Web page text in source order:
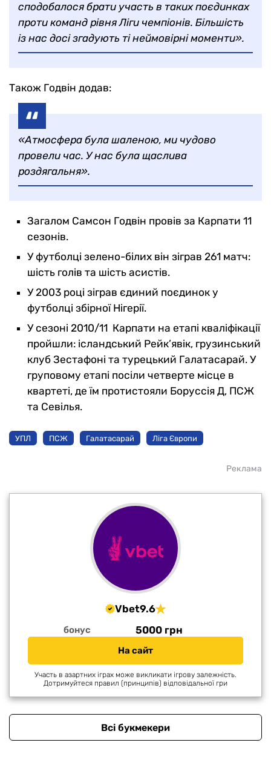
сподобалося брати участь в таких поєдинках
проти команд рівня Ліги чемпіонів. Більшість
із нас досі згадують ті неймовірні моменти».
Також Годвін додав:
«Атмосфера була шаленою, ми чудово
провели час. У нас була щаслива
роздягальня».
Загалом Самсон Годвін провів за Карпати 11
сезонів.
У футболці зелено-білих він зіграв 261 матч:
шість голів та шість асистів.
У 2003 році зіграв єдиний поєдинок у
футболці збірної Нігерії.
У сезоні 2010/11 Карпати на етапі кваліфікації
пройшли: ісландський Рейк’явік, грузинський
клуб Зестафоні та турецький Галатасарай. У
груповому етапі посіли четверте місце в
квартеті, де їм протистояли Боруссія Д, ПСЖ
та Севілья.
УПЛ ПСЖ Галатасарай Ліга Європи
Реклама
Vbet9.6
бонус 5000 грн
На сайт
Участь в азартних іграх може викликати ігрову залежність.
Дотримуйтеся правил (принципів) відповідальної гри
Всі букмекери